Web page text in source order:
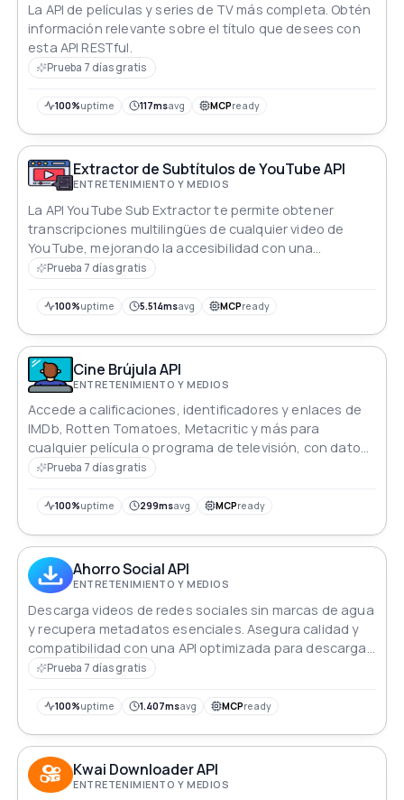
La API de películas y series de TV más completa. Obtén
información relevante sobre el título que desees con
esta API RESTful.
Prueba 7 días gratis
100%uptime 117msavg MCPready
Extractor de Subtítulos de YouTube API
ENTRETENIMIENTO Y MEDIOS
La API YouTube Sub Extractor te permite obtener
transcripciones multilingües de cualquier video de
YouTube, mejorando la accesibilidad con una
integración sencilla y respuestas JSON estructuradas.
Prueba 7 días gratis
100%uptime 5.514msavg MCPready
Cine Brújula API
ENTRETENIMIENTO Y MEDIOS
Accede a calificaciones, identificadores y enlaces de
IMDb, Rotten Tomatoes, Metacritic y más para
cualquier película o programa de televisión, con datos
actualizados continuamente.
Prueba 7 días gratis
100%uptime 299msavg MCPready
Ahorro Social API
ENTRETENIMIENTO Y MEDIOS
Descarga videos de redes sociales sin marcas de agua
y recupera metadatos esenciales. Asegura calidad y
compatibilidad con una API optimizada para descargas
rápidas y fiables.
Prueba 7 días gratis
100%uptime 1.407msavg MCPready
Kwai Downloader API
ENTRETENIMIENTO Y MEDIOS